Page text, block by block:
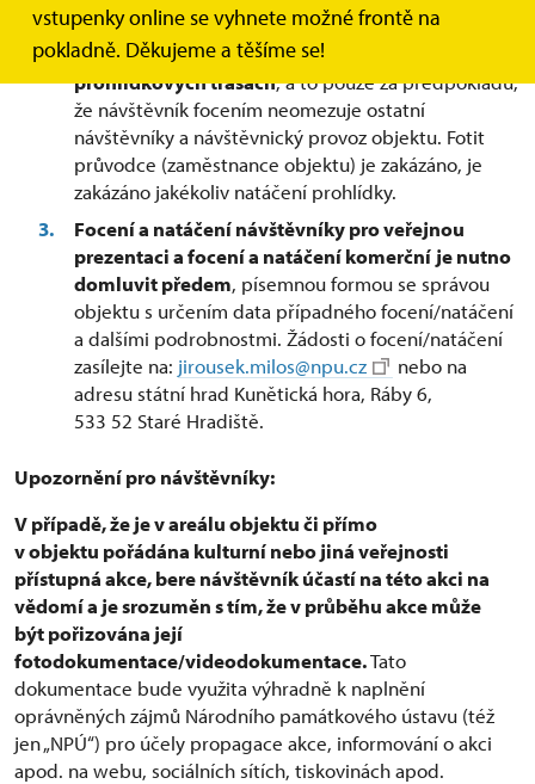
vstupenky online se vyhnete možné frontě na
pokladně. Děkujeme a těšíme se!
Focení bez blesku, stativu a bez selfie tyče pro
vlastní potřebu je umožněno na všech
prohlídkových trasách, a to pouze za předpokladu,
že návštěvník focením neomezuje ostatní
návštěvníky a návštěvnický provoz objektu. Fotit
průvodce (zaměstnance objektu) je zakázáno, je
zakázáno jakékoliv natáčení prohlídky.
Focení a natáčení návštěvníky pro veřejnou
prezentaci a focení a natáčení komerční je nutno
domluvit předem, písemnou formou se správou
objektu s určením data případného focení/natáčení
a dalšími podrobnostmi. Žádosti o focení/natáčení
zasílejte na: jirousek.milos@npu.cz
nebo na
adresu státní hrad Kunětická hora, Ráby 6,
533 52 Staré Hradiště.
Upozornění pro návštěvníky:
V případě, že je v areálu objektu či přímo
v objektu pořádána kulturní nebo jiná veřejnosti
přístupná akce, bere návštěvník účastí na této akci na
vědomí a je srozuměn s tím, že v průběhu akce může
být pořizována její
fotodokumentace/videodokumentace.Tato
dokumentace bude využita výhradně k naplnění
oprávněných zájmů Národního památkového ústavu (též
jen „NPÚ“) pro účely propagace akce, informování o akci
apod. na webu, sociálních sítích, tiskovinách apod.